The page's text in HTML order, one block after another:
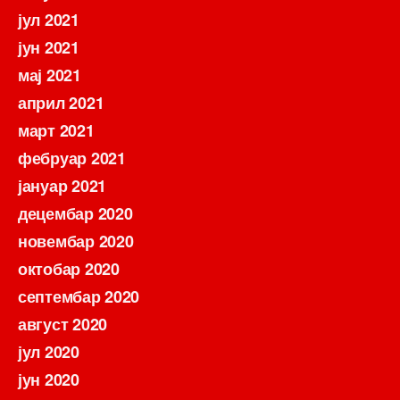
јул 2021
јун 2021
мај 2021
април 2021
март 2021
фебруар 2021
јануар 2021
децембар 2020
новембар 2020
октобар 2020
септембар 2020
август 2020
јул 2020
јун 2020